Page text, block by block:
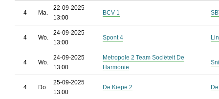
4 Ma.
22-09-2025
13:00
BCV 1
4 Wo.
24-09-2025
13:00
Spont 4
4 Wo.
24-09-2025
13:00
Metropole 2 Team Sociëteit De
Harmonie
4 Do.
25-09-2025
13:00
De Kiepe 2